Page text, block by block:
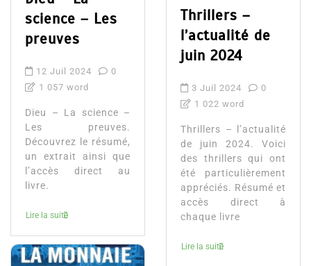
science – Les
preuves
12 Juil 2024
0
1 057 word
Dieu – La science –
Les preuves.
Découvrez le résumé,
un extrait ainsi que
l’accès direct au
livre.
Lire la suite
Thrillers –
l’actualité de
juin 2024
3 Juil 2024
0
1 022 word
Thrillers – l’actualité
de juin 2024. Voici
des thrillers qui ont
été particulièrement
appréciés. Résumé et
accès direct à
chaque livre
Lire la suite